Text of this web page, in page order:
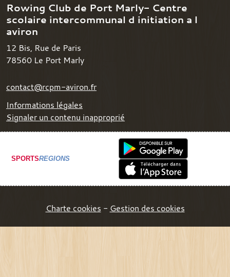
Rowing Club de Port Marly- Centre
scolaire intercommunal d initiation a l
aviron
12 Bis, Rue de Paris
78560 Le Port Marly
contact@rcpm-aviron.fr
Informations légales
Signaler un contenu inapproprié
SPORTSREGIONS
Charte cookies Gestion des cookies